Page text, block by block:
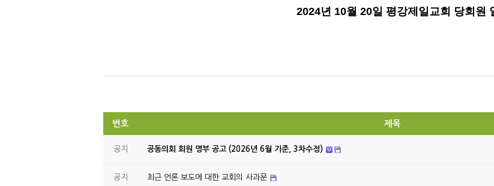
2024년 10월 20일 평강제일교회 당회원
번호 제목
공지 공동의회 회원 명부 공고 (2026년 6월 기준, 3차수정)
공지 최근 언론 보도에 대한 교회의 사과문